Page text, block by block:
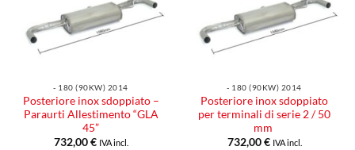
alla lista
dei
desideri
- 180 (90KW) 2014
Posteriore inox sdoppiato –
Paraurti Allestimento “GLA
45”
732,00€ IVA incl.
alla lista
dei
desideri
- 180 (90KW) 2014
Posteriore inox sdoppiato
per terminali di serie 2 / 50
mm
732,00€ IVA incl.